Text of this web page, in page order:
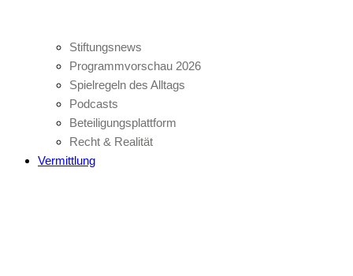
Stiftungsnews
Programmvorschau 2026
Spielregeln des Alltags
Podcasts
Beteiligungsplattform
Recht & Realität
Vermittlung